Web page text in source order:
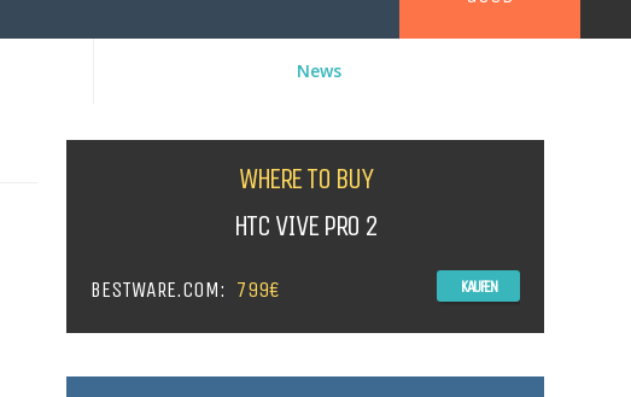
News
WHERE TO BUY
HTC VIVE PRO 2
BESTWARE.COM: 799€ KAUFEN